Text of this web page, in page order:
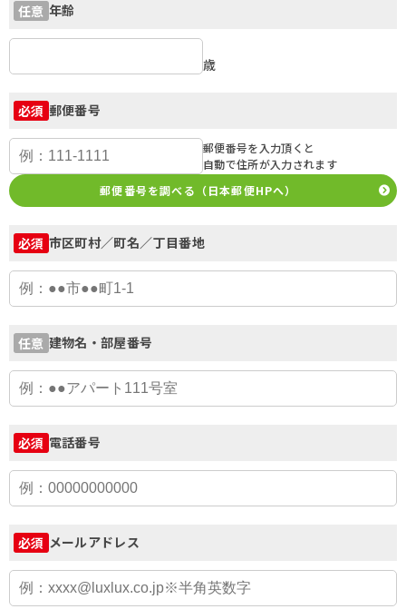
任意 年齢
歳
必須 郵便番号
郵便番号を入力頂くと
自動で住所が入力されます
郵便番号を調べる（日本郵便HPへ）
必須 市区町村／町名／丁目番地
任意 建物名・部屋番号
必須 電話番号
必須 メールアドレス